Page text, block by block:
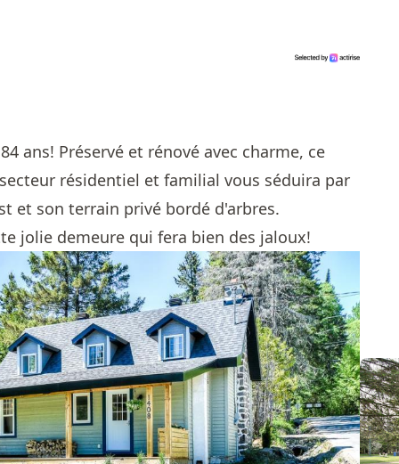
ans! Préservé et rénové avec charme, ce
résidentiel et familial vous séduira par
et son terrain privé bordé d'arbres.
jolie demeure qui fera bien des jaloux!